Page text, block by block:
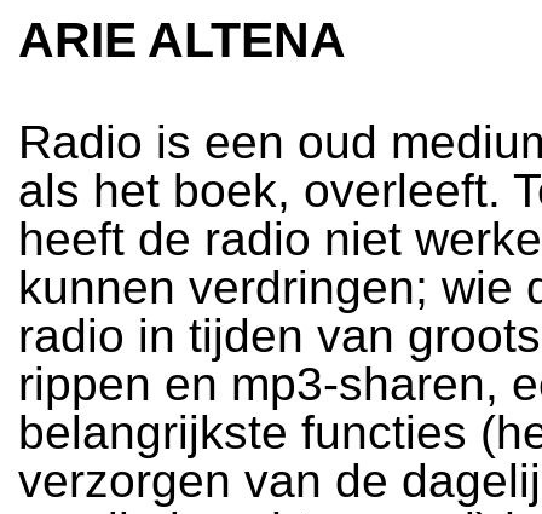
ARIE ALTENA
Radio is een oud
als het boek, overleeft.
heeft de radio niet
kunnen verdringen; wie
radio in tijden van
rippen en mp3-sharen,
belangrijkste functies
verzorgen van de